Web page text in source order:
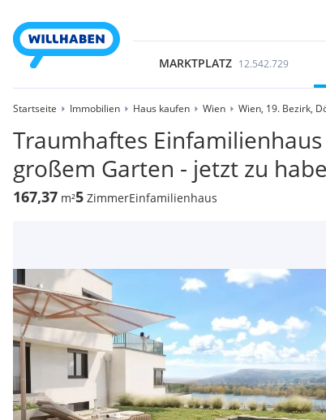
MARKTPLATZ 12.542.729
Startseite Immobilien Haus kaufen Wien Wien, 19. Bezirk,
Traumhaftes
großem Garten - jetzt zu
167,37 m²5 ZimmerEinfamilienhaus